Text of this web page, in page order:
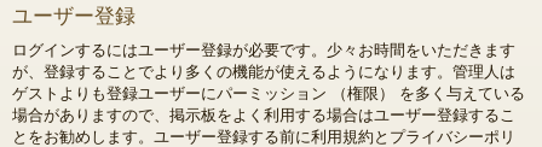
ユーザー登録
ログインするにはユーザー登録が必要です。少々お時間をいただきます
が、登録することでより多くの機能が使えるようになります。管理人は
ゲストよりも登録ユーザーにパーミッション （権限） を多く与えている
場合がありますので、掲示板をよく利用する場合はユーザー登録するこ
とをお勧めします。ユーザー登録する前に利用規約とプライバシーポリ